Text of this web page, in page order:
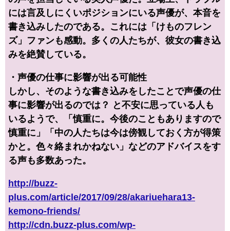
には言及しにくいポジションにいる声優が、本音を
書き込みしたのである。これには「けものフレン
ズ」ファンも感動。多くの人たちが、彼女の書き込
みを絶賛している。
・声優の仕事に影響が出る可能性
しかし、そのような書き込みをしたことで声優の仕
事に影響が出るのでは？ と不安に思っている人も
いるようで、「慎重に。今後のこともありますので
慎重に」「中の人たちは今は傍観しておく方が得策
かと。色々絡まれかねない」などのアドバイスをす
る声も多数あった。
http://buzz-
plus.com/article/2017/09/28/akariuehara13-
kemono-friends/
http://cdn.buzz-plus.com/wp-